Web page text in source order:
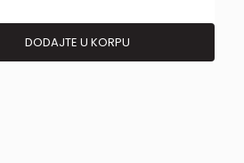
DODAJTE U KORPU